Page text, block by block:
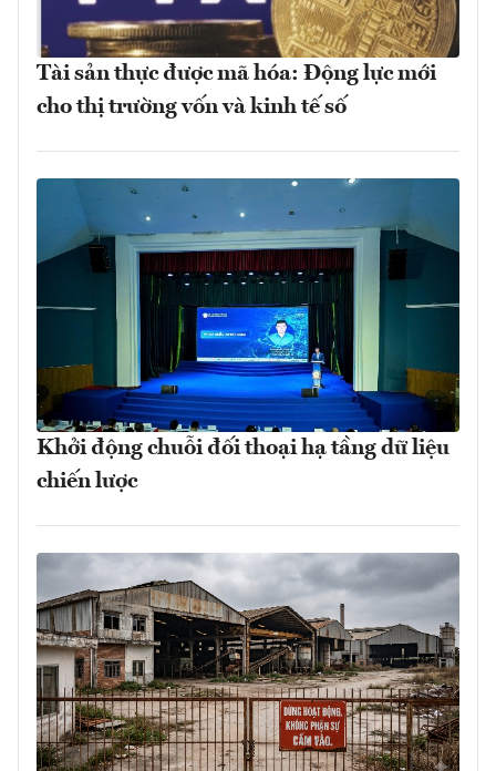
Tài sản thực được mã hóa: Động lực mới
cho thị trường vốn và kinh tế số
Khởi động chuỗi đối thoại hạ tầng dữ liệu
chiến lược